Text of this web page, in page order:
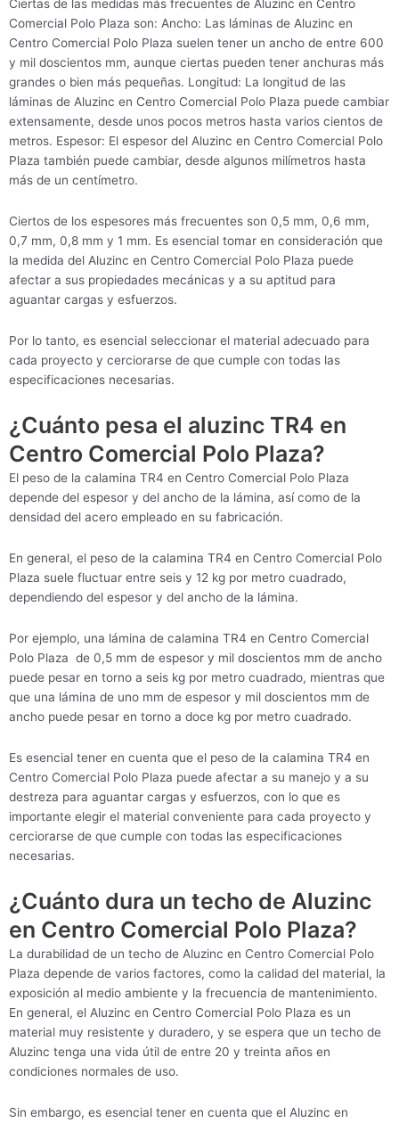
Ciertas de las medidas más frecuentes de Aluzinc en Centro
Comercial Polo Plaza son: Ancho: Las láminas de Aluzinc en
Centro Comercial Polo Plaza suelen tener un ancho de entre 600
y mil doscientos mm, aunque ciertas pueden tener anchuras más
grandes o bien más pequeñas. Longitud: La longitud de las
láminas de Aluzinc en Centro Comercial Polo Plaza puede cambiar
extensamente, desde unos pocos metros hasta varios cientos de
metros. Espesor: El espesor del Aluzinc en Centro Comercial Polo
Plaza también puede cambiar, desde algunos milímetros hasta
más de un centímetro.
Ciertos de los espesores más frecuentes son 0,5 mm, 0,6 mm,
0,7 mm, 0,8 mm y 1 mm. Es esencial tomar en consideración que
la medida del Aluzinc en Centro Comercial Polo Plaza puede
afectar a sus propiedades mecánicas y a su aptitud para
aguantar cargas y esfuerzos.
Por lo tanto, es esencial seleccionar el material adecuado para
cada proyecto y cerciorarse de que cumple con todas las
especificaciones necesarias.
¿Cuánto pesa el aluzinc TR4 en
Centro Comercial Polo Plaza?
El peso de la calamina TR4 en Centro Comercial Polo Plaza
depende del espesor y del ancho de la lámina, así como de la
densidad del acero empleado en su fabricación.
En general, el peso de la calamina TR4 en Centro Comercial Polo
Plaza suele fluctuar entre seis y 12 kg por metro cuadrado,
dependiendo del espesor y del ancho de la lámina.
Por ejemplo, una lámina de calamina TR4 en Centro Comercial
Polo Plaza de 0,5 mm de espesor y mil doscientos mm de ancho
puede pesar en torno a seis kg por metro cuadrado, mientras que
que una lámina de uno mm de espesor y mil doscientos mm de
ancho puede pesar en torno a doce kg por metro cuadrado.
Es esencial tener en cuenta que el peso de la calamina TR4 en
Centro Comercial Polo Plaza puede afectar a su manejo y a su
destreza para aguantar cargas y esfuerzos, con lo que es
importante elegir el material conveniente para cada proyecto y
cerciorarse de que cumple con todas las especificaciones
necesarias.
¿Cuánto dura un techo de Aluzinc
en Centro Comercial Polo Plaza?
La durabilidad de un techo de Aluzinc en Centro Comercial Polo
Plaza depende de varios factores, como la calidad del material, la
exposición al medio ambiente y la frecuencia de mantenimiento.
En general, el Aluzinc en Centro Comercial Polo Plaza es un
material muy resistente y duradero, y se espera que un techo de
Aluzinc tenga una vida útil de entre 20 y treinta años en
condiciones normales de uso.
Sin embargo, es esencial tener en cuenta que el Aluzinc en